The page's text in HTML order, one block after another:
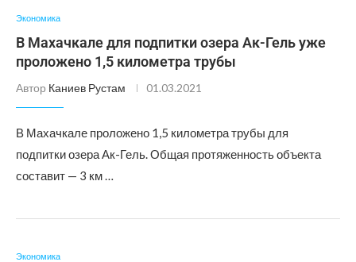
Экономика
В Махачкале для подпитки озера Ак-Гель уже
проложено 1,5 километра трубы
Автор Каниев Рустам 01.03.2021
В Махачкале проложено 1,5 километра трубы для
подпитки озера Ак-Гель. Общая протяженность объекта
составит — 3 км …
Экономика